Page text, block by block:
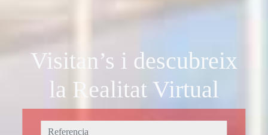
Visitan’s i descubreix
la Realitat Virtual